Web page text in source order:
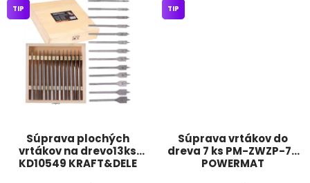
Súprava plochých
vrtákov na drevo13ks
KD10549 KRAFT&DELE
TIP
Súprava vrtákov do
dreva 7 ks PM-ZWZP-7T
POWERMAT
TIP